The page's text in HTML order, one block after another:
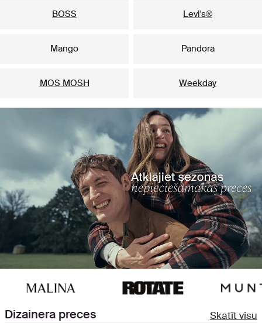
BOSS Levi's®
Mango Pandora
MOS MOSH Weekday
Dizainera preces Skatīt visu